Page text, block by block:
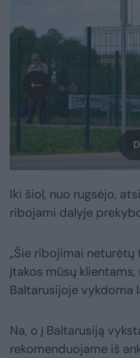
Iki šiol, nuo rugsėjo,
ribojami dalyje
„Šie ribojimai
įtakos mūsų
Baltarusijoje vykdoma
Na, o į Baltarusiją
rekomenduojame iš